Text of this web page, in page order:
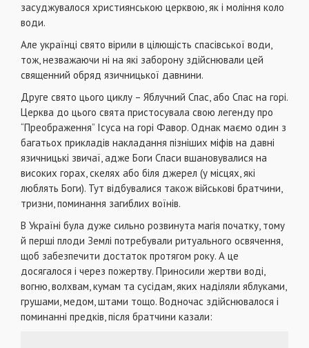
засуджувалося християнською церквою, як і моління коло
води.
Але українці свято вірили в цілющість спасівської води,
тож, незважаючи ні на які заборону здійснювали цей
священний обряд язичницької давнини.
Друге свято цього циклу – Яблучний Спас, або Спас на горі.
Церква до цього свята пристосувала свою легенду про
“Преображення” Ісуса на горі Фавор. Однак маємо один з
багатьох прикладів накладання пізніших міфів на давні
язичницькі звичаї, адже Боги Спаси вшановувалися на
високих горах, скелях або біля джерел (у місцях, які
люблять Боги). Тут відбувалися також військові братчини,
тризни, поминання загиблих воїнів.
В Україні була дуже сильно розвинута магія початку, тому
й перші плоди Землі потребували ритуального освячення,
щоб забезпечити достаток протягом року. А це
досягалося і через пожертву. Приносили жертви воді,
вогню, волхвам, кумам та сусідам, яких наділяли яблуками,
грушами, медом, штами тощо. Водночас здійснювалося і
поминанні предків, після братчини казали: